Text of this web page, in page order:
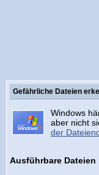
Gefährliche Dateien
Windows
aber nicht
der
Ausführbare Dateien